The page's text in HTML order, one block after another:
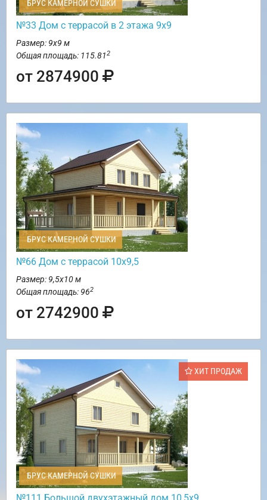
БРУС КАМЕРНОЙ СУШКИ
№33 Дом с террасой в 2 этажа 9х9
Размер: 9х9 м
Общая площадь: 115.812
от 2874900
БРУС КАМЕРНОЙ СУШКИ
№66 Дом с террасой 10х9,5
Размер: 9,5х10 м
Общая площадь: 962
от 2742900
ХИТ ПРОДАЖ
БРУС КАМЕРНОЙ СУШКИ